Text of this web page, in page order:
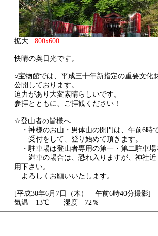
拡大 : 800x600
快晴の奥日光です。
○宝物館では、平成三十年新指定の重要文化
公開しております。
迫力があり大変素晴らしいです。
参拝とともに、ご拝観ください！
☆登山者の皆様へ
・神様のお山・男体山の開門は、午前6時
受付をして、登り始めて頂きます。
・駐車場は登山者専用の第一・第二駐車場
満車の場合は、恐れ入りますが、神社近
用下さい。
よろしくお願いいたします。
[平成30年6月7日（木） 午前6時40分撮影]
気温 13℃ 湿度 72％